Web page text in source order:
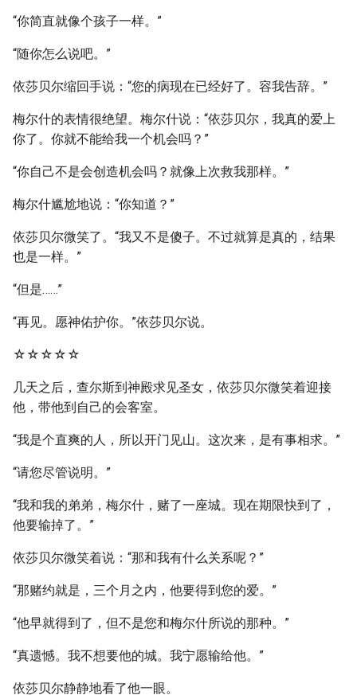
“你简直就像个孩子一样。”
“随你怎么说吧。”
依莎贝尔缩回手说：“您的病现在已经好了。容我告辞。”
梅尔什的表情很绝望。梅尔什说：“依莎贝尔，我真的爱上
你了。你就不能给我一个机会吗？”
“你自己不是会创造机会吗？就像上次救我那样。”
梅尔什尴尬地说：“你知道？”
依莎贝尔微笑了。“我又不是傻子。不过就算是真的，结果
也是一样。”
“但是……”
“再见。愿神佑护你。”依莎贝尔说。
☆☆☆☆☆
几天之后，查尔斯到神殿求见圣女，依莎贝尔微笑着迎接
他，带他到自己的会客室。
“我是个直爽的人，所以开门见山。这次来，是有事相求。”
“请您尽管说明。”
“我和我的弟弟，梅尔什，赌了一座城。现在期限快到了，
他要输掉了。”
依莎贝尔微笑着说：“那和我有什么关系呢？”
“那赌约就是，三个月之内，他要得到您的爱。”
“他早就得到了，但不是您和梅尔什所说的那种。”
“真遗憾。我不想要他的城。我宁愿输给他。”
依莎贝尔静静地看了他一眼。